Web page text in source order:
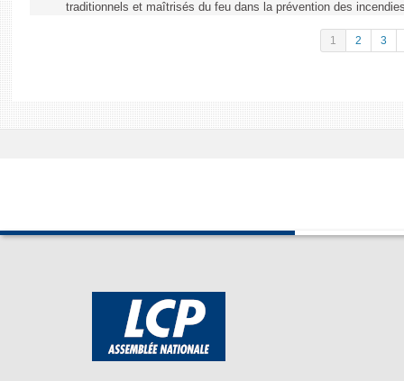
traditionnels et maîtrisés du feu dans la prévention des
1 2 3